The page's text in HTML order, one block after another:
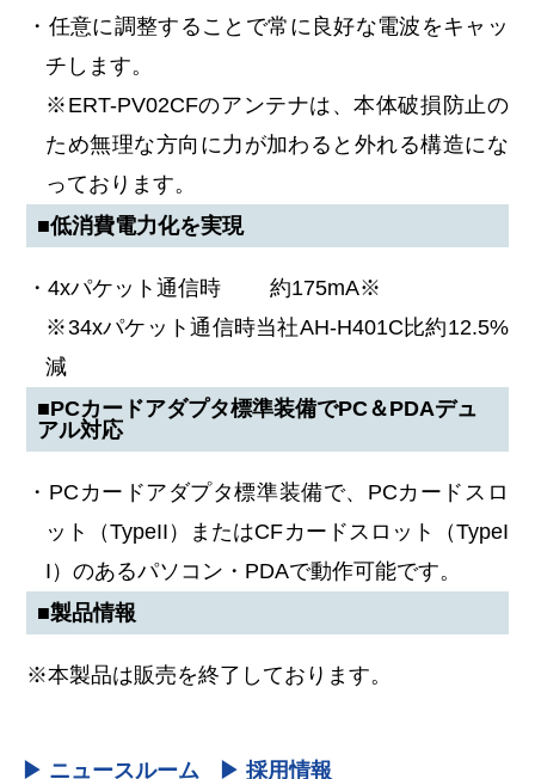
・任意に調整することで常に良好な電波をキャッ
チします。
※ERT-PV02CFのアンテナは、本体破損防止の
ため無理な方向に力が加わると外れる構造にな
っております。
■低消費電力化を実現
・4xパケット通信時 約175mA※
※34xパケット通信時当社AH-H401C比約12.5%
減
■PCカードアダプタ標準装備でPC＆PDAデュ
アル対応
・PCカードアダプタ標準装備で、PCカードスロ
ット（TypeII）またはCFカードスロット（TypeI
I）のあるパソコン・PDAで動作可能です。
■製品情報
※本製品は販売を終了しております。
▶ ニュースルーム ▶ 採用情報